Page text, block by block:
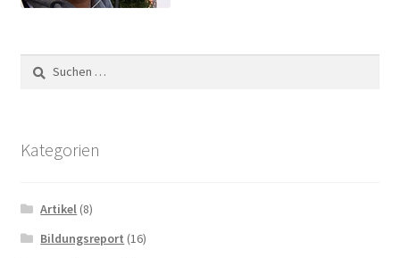
Suchen
nach:
Kategorien
Artikel (8)
Bildungsreport (16)